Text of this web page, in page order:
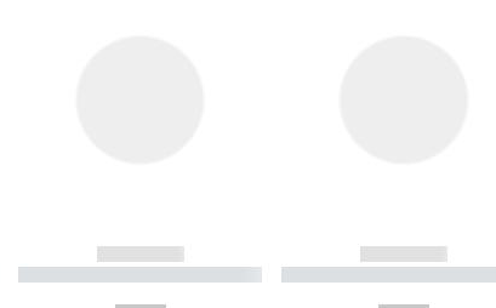
------------
----------- ----------- ----------
------------
----------- -----------